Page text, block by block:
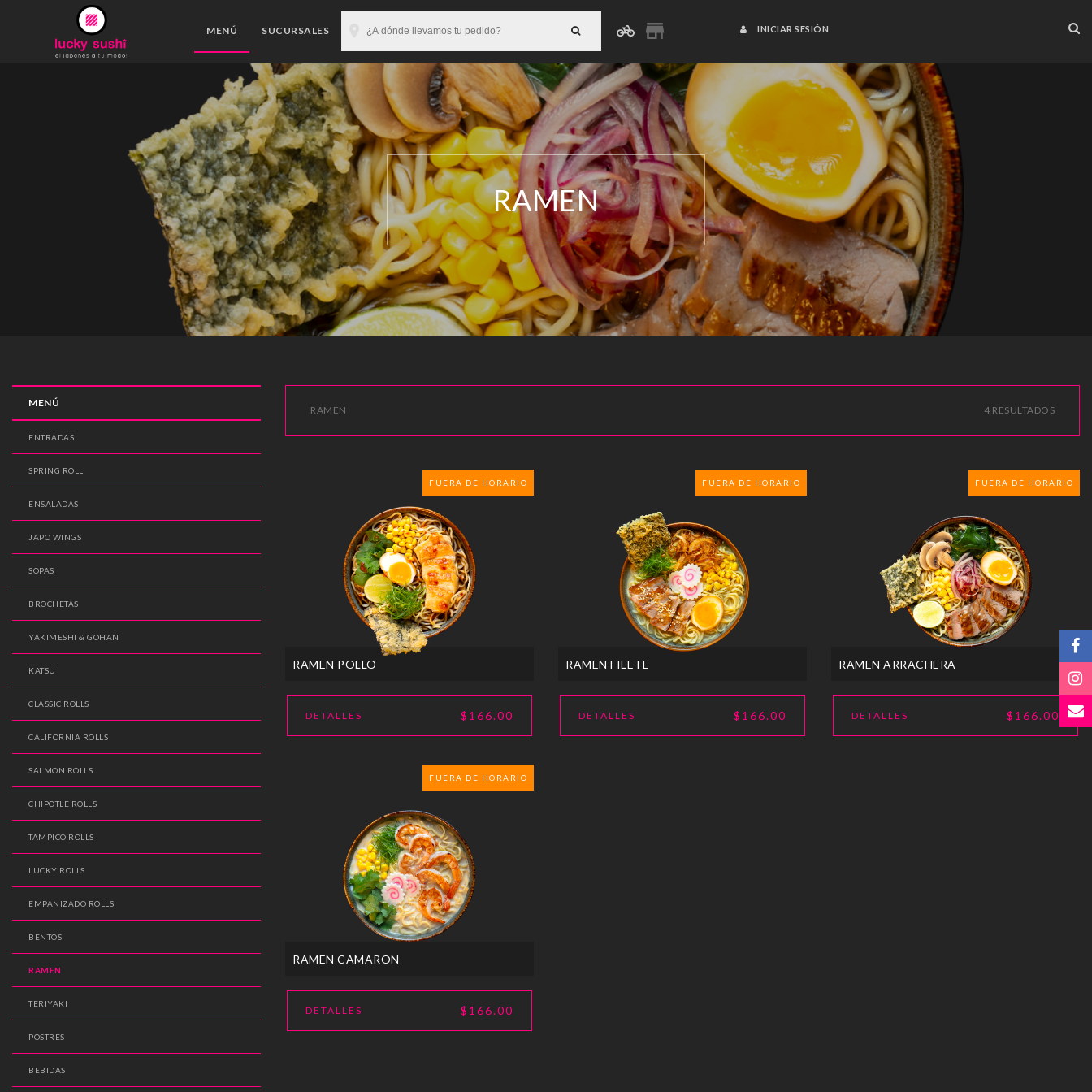
MENÚ SUCURSALES INICIAR SESIÓN
RAMEN
RAMEN 4 RESULTADOS
FUERA DE HORARIO
RAMEN POLLO
DETALLES $166.00
FUERA DE HORARIO
RAMEN FILETE
DETALLES $166.00
FUERA DE HORARIO
RAMEN ARRACHERA
DETALLES $166.00
FUERA DE HORARIO
RAMEN CAMARON
DETALLES $166.00
MENÚ
ENTRADAS
SPRING ROLL
ENSALADAS
JAPO WINGS
SOPAS
BROCHETAS
YAKIMESHI & GOHAN
KATSU
CLASSIC ROLLS
CALIFORNIA ROLLS
SALMON ROLLS
CHIPOTLE ROLLS
TAMPICO ROLLS
LUCKY ROLLS
EMPANIZADO ROLLS
BENTOS
RAMEN
TERIYAKI
POSTRES
BEBIDAS